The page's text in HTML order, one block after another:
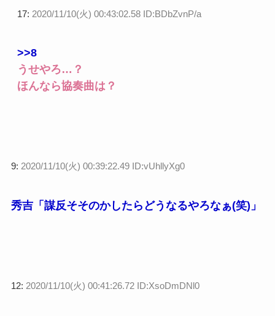
17: 2020/11/10(火) 00:43:02.58 ID:BDbZvnP/a
>>8
うせやろ…？
ほんなら協奏曲は？
9: 2020/11/10(火) 00:39:22.49 ID:vUhllyXg0
秀吉「謀反そそのかしたらどうなるやろなぁ(笑)」
12: 2020/11/10(火) 00:41:26.72 ID:XsoDmDNl0